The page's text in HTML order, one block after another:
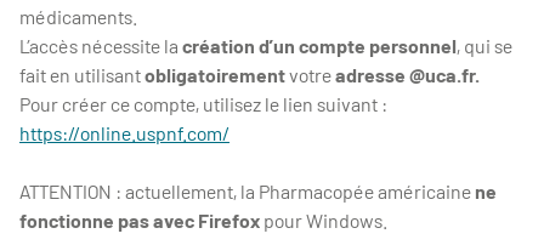
médicaments.
L’accès nécessite la création d’un compte personnel, qui se
fait en utilisantobligatoirementvotreadresse @uca.fr.
Pour créer ce compte, utilisez le lien suivant :
https://online.uspnf.com/
ATTENTION : actuellement, la Pharmacopée américaine ne
fonctionne pas avec Firefox pour Windows.